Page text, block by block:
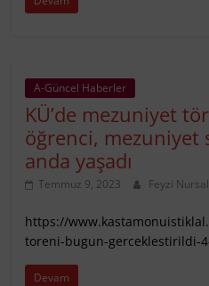
A-Güncel Haberler
KÜ’de mezuniyet
öğrenci, mezuniyet
anda yaşadı
Temmuz 9, 2023 Feyzi
https://
toreni-bugun-gerceklestirildi-
Devam